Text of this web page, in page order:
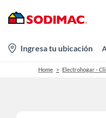
location-
icon
Ingresa tu ubicación
Home Electrohogar -